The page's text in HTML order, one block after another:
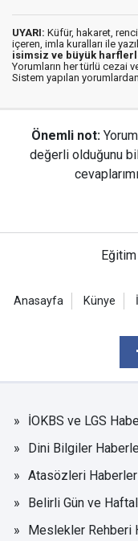
UYARI: Küfür, hakaret,
içeren, imla kuralları ile
isimsiz ve büyük
Yorumların her türlü cezai
Sistem yapılan
Önemli not:
değerli olduğunu
Anasayfa Künye
İOKBS ve LGS
Dini Bilgiler
Atasözleri
Belirli Gün ve
Meslekler Rehberi